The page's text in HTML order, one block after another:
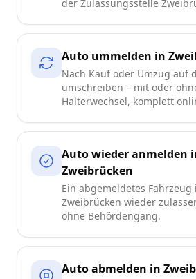
der Zulassungsstelle
Auto ummelden in
Nach Kauf oder Umzug auf
umschreiben – mit oder
Halterwechsel, komplett
Auto wieder anmelden
Zweibrücken
Ein abgemeldetes Fahrzeug
Zweibrücken wieder
ohne Behördengang.
Auto abmelden in